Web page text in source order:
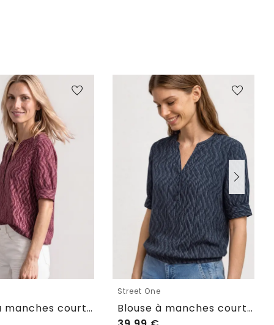
Blouse à manches courtes avec col fendu et ourlet élastique
Street One
Blouse à manches courtes avec col fendu et ourlet élastique